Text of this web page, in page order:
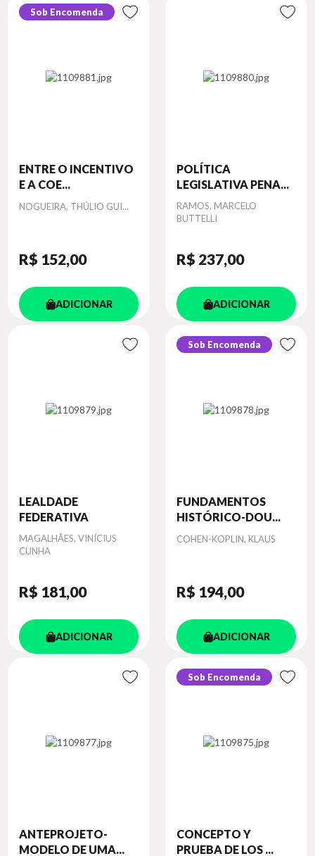
Sob Encomenda
ENTRE O INCENTIVO
E A COE...
Autor
NOGUEIRA, THÚLIO GUI...
R$ 152,00
ADICIONAR
POLÍTICA
LEGISLATIVA PENA...
Autor
RAMOS, MARCELO
BUTTELLI
R$ 237,00
ADICIONAR
LEALDADE
FEDERATIVA
Autor
MAGALHÃES, VINÍCIUS
CUNHA
R$ 181,00
ADICIONAR
Sob Encomenda
FUNDAMENTOS
HISTÓRICO-DOU...
Autor
COHEN-KOPLIN, KLAUS
R$ 194,00
ADICIONAR
ANTEPROJETO-
MODELO DE UMA...
Sob Encomenda
CONCEPTO Y
PRUEBA DE LOS ...